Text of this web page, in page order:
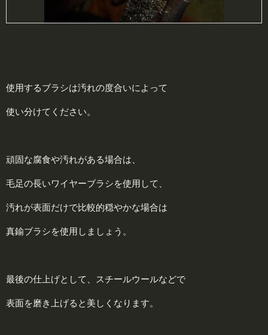
使用するブラシは汚れの度合いによって
使い分けてください。
頑固な腐食や汚れがある場合は、
毛足の長いワイヤーブラシを使用して、
汚れが表面だけで比較的穏やかな場合は
真鍮ブラシを使用しましょう。
最後の仕上げとして、スチールウールなどで
表面を磨き上げると美しくなります。